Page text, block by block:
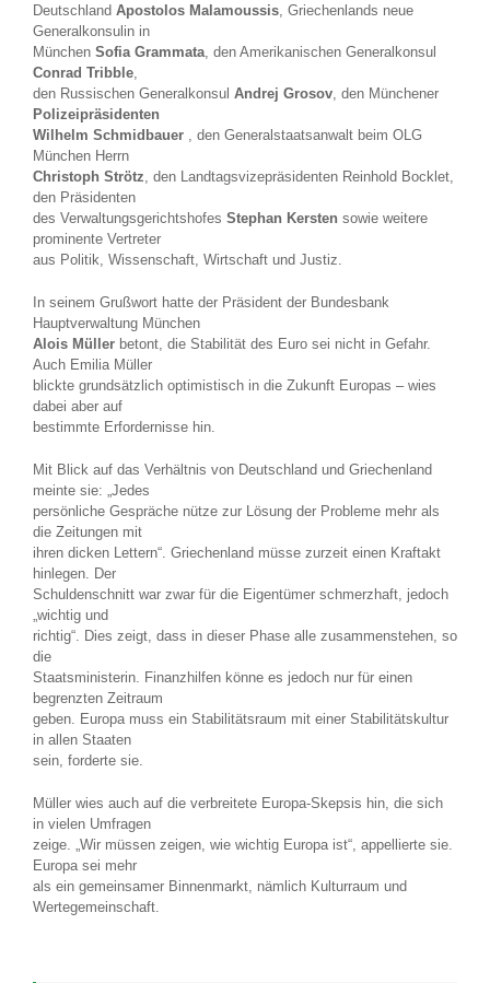
Deutschland Apostolos Malamoussis, Griechenlands neue
Generalkonsulin in
München Sofia Grammata, den Amerikanischen Generalkonsul
Conrad Tribble,
den Russischen Generalkonsul Andrej Grosov, den Münchener
Polizeipräsidenten
Wilhelm Schmidbauer , den Generalstaatsanwalt beim OLG
München Herrn
Christoph Strötz, den Landtagsvizepräsidenten Reinhold Bocklet,
den Präsidenten
des Verwaltungsgerichtshofes Stephan Kersten sowie weitere
prominente Vertreter
aus Politik, Wissenschaft, Wirtschaft und Justiz.
In seinem Grußwort hatte der Präsident der Bundesbank
Hauptverwaltung München
Alois Müller betont, die Stabilität des Euro sei nicht in Gefahr.
Auch Emilia Müller
blickte grundsätzlich optimistisch in die Zukunft Europas – wies
dabei aber auf
bestimmte Erfordernisse hin.
Mit Blick auf das Verhältnis von Deutschland und Griechenland
meinte sie: „Jedes
persönliche Gespräche nütze zur Lösung der Probleme mehr als
die Zeitungen mit
ihren dicken Lettern“. Griechenland müsse zurzeit einen Kraftakt
hinlegen. Der
Schuldenschnitt war zwar für die Eigentümer schmerzhaft, jedoch
„wichtig und
richtig“. Dies zeigt, dass in dieser Phase alle zusammenstehen, so
die
Staatsministerin. Finanzhilfen könne es jedoch nur für einen
begrenzten Zeitraum
geben. Europa muss ein Stabilitätsraum mit einer Stabilitätskultur
in allen Staaten
sein, forderte sie.
Müller wies auch auf die verbreitete Europa-Skepsis hin, die sich
in vielen Umfragen
zeige. „Wir müssen zeigen, wie wichtig Europa ist“, appellierte sie.
Europa sei mehr
als ein gemeinsamer Binnenmarkt, nämlich Kulturraum und
Wertegemeinschaft.